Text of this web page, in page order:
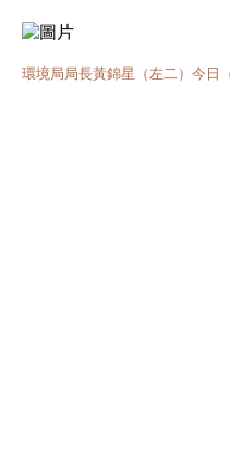
環境局局長黃錦星（左二）今日